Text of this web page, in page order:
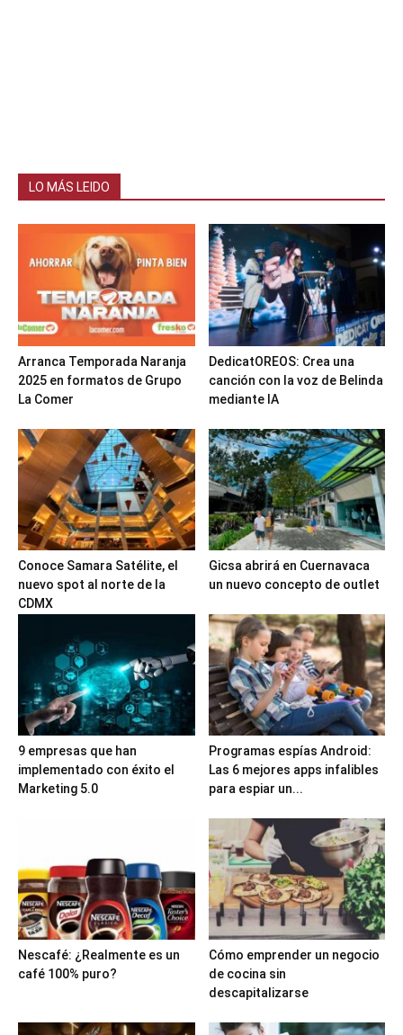
LO MÁS LEIDO
Arranca Temporada Naranja
2025 en formatos de Grupo
La Comer
DedicatOREOS: Crea una
canción con la voz de Belinda
mediante IA
Conoce Samara Satélite, el
nuevo spot al norte de la
CDMX
Gicsa abrirá en Cuernavaca
un nuevo concepto de outlet
9 empresas que han
implementado con éxito el
Marketing 5.0
Programas espías Android:
Las 6 mejores apps infalibles
para espiar un...
Nescafé: ¿Realmente es un
café 100% puro?
Cómo emprender un negocio
de cocina sin
descapitalizarse